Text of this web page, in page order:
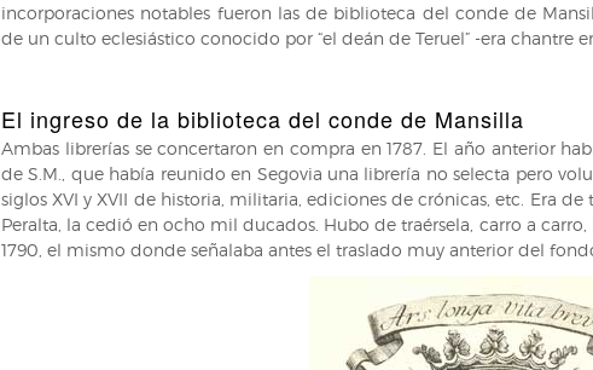
incorporaciones notables fueron las de biblioteca del conde de
de un culto eclesiástico conocido por “el deán de Teruel” -era chantre
El ingreso de la biblioteca del conde de Mansilla
Ambas librerías se concertaron en compra en 1787. El año anterior
de S.M., que había reunido en Segovia una librería no selecta pero
siglos XVI y XVII de historia, militaria, ediciones de crónicas, etc. Era
Peralta, la cedió en ocho mil ducados. Hubo de traérsela, carro a
1790, el mismo donde señalaba antes el traslado muy anterior del